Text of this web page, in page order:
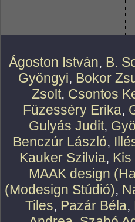
Ágoston István, B.
Gyöngyi, Bokor
Zsolt, Csontos
Füzesséry Erika,
Gulyás Judit,
Benczúr László,
Kauker Szilvia,
MAAK design
(Modesign Stúdió),
Tiles, Pazár Béla,